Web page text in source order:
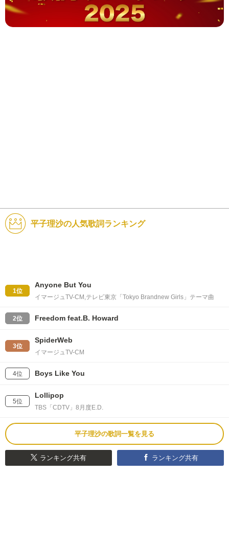
平子理沙の人気歌詞ランキング
1位
Anyone But You
イマージュTV-CM,テレビ東京「Tokyo Brandnew Girls」テーマ曲
2位 Freedom feat.B. Howard
3位
SpiderWeb
イマージュTV-CM
4位 Boys Like You
5位
Lollipop
TBS「CDTV」8月度E.D.
平子理沙の歌詞一覧を見る
ランキング共有 ランキング共有